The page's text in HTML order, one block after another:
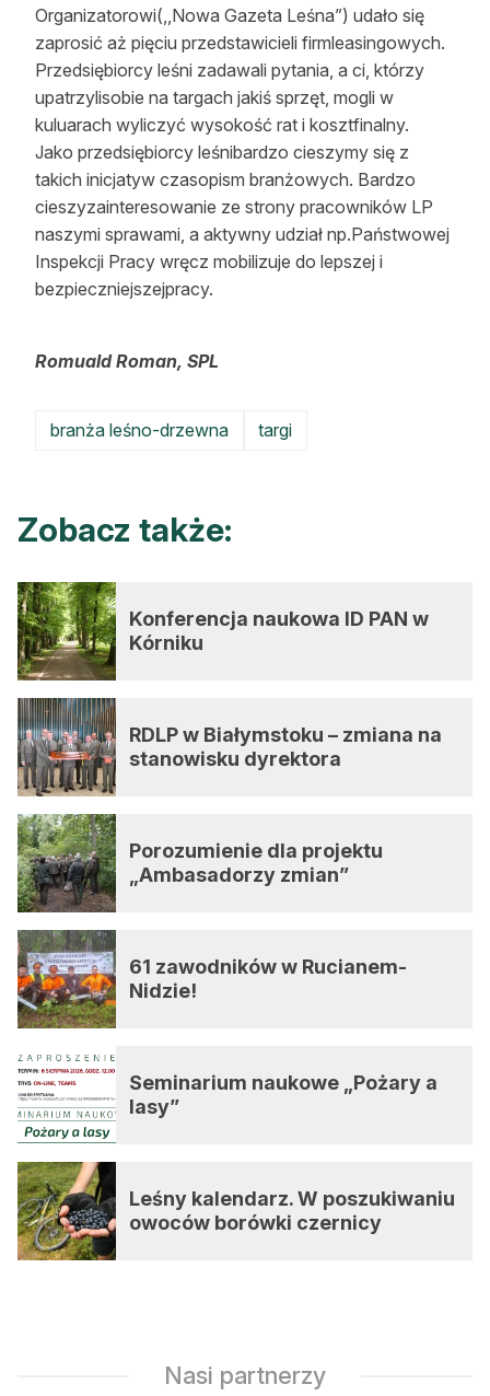
Organizatorowi(,,Nowa Gazeta Leśna”) udało się
zaprosić aż pięciu przedstawicieli firmleasingowych.
Przedsiębiorcy leśni zadawali pytania, a ci, którzy
upatrzylisobie na targach jakiś sprzęt, mogli w
kuluarach wyliczyć wysokość rat i kosztfinalny.
Jako przedsiębiorcy leśnibardzo cieszymy się z
takich inicjatyw czasopism branżowych. Bardzo
cieszyzainteresowanie ze strony pracowników LP
naszymi sprawami, a aktywny udział np.Państwowej
Inspekcji Pracy wręcz mobilizuje do lepszej i
bezpieczniejszejpracy.
Romuald Roman, SPL
branża leśno-drzewna targi
Zobacz także:
Konferencja naukowa ID PAN w
Kórniku
RDLP w Białymstoku – zmiana na
stanowisku dyrektora
Porozumienie dla projektu
„Ambasadorzy zmian”
61 zawodników w Rucianem-
Nidzie!
Seminarium naukowe „Pożary a
lasy”
Leśny kalendarz. W poszukiwaniu
owoców borówki czernicy
Nasi partnerzy